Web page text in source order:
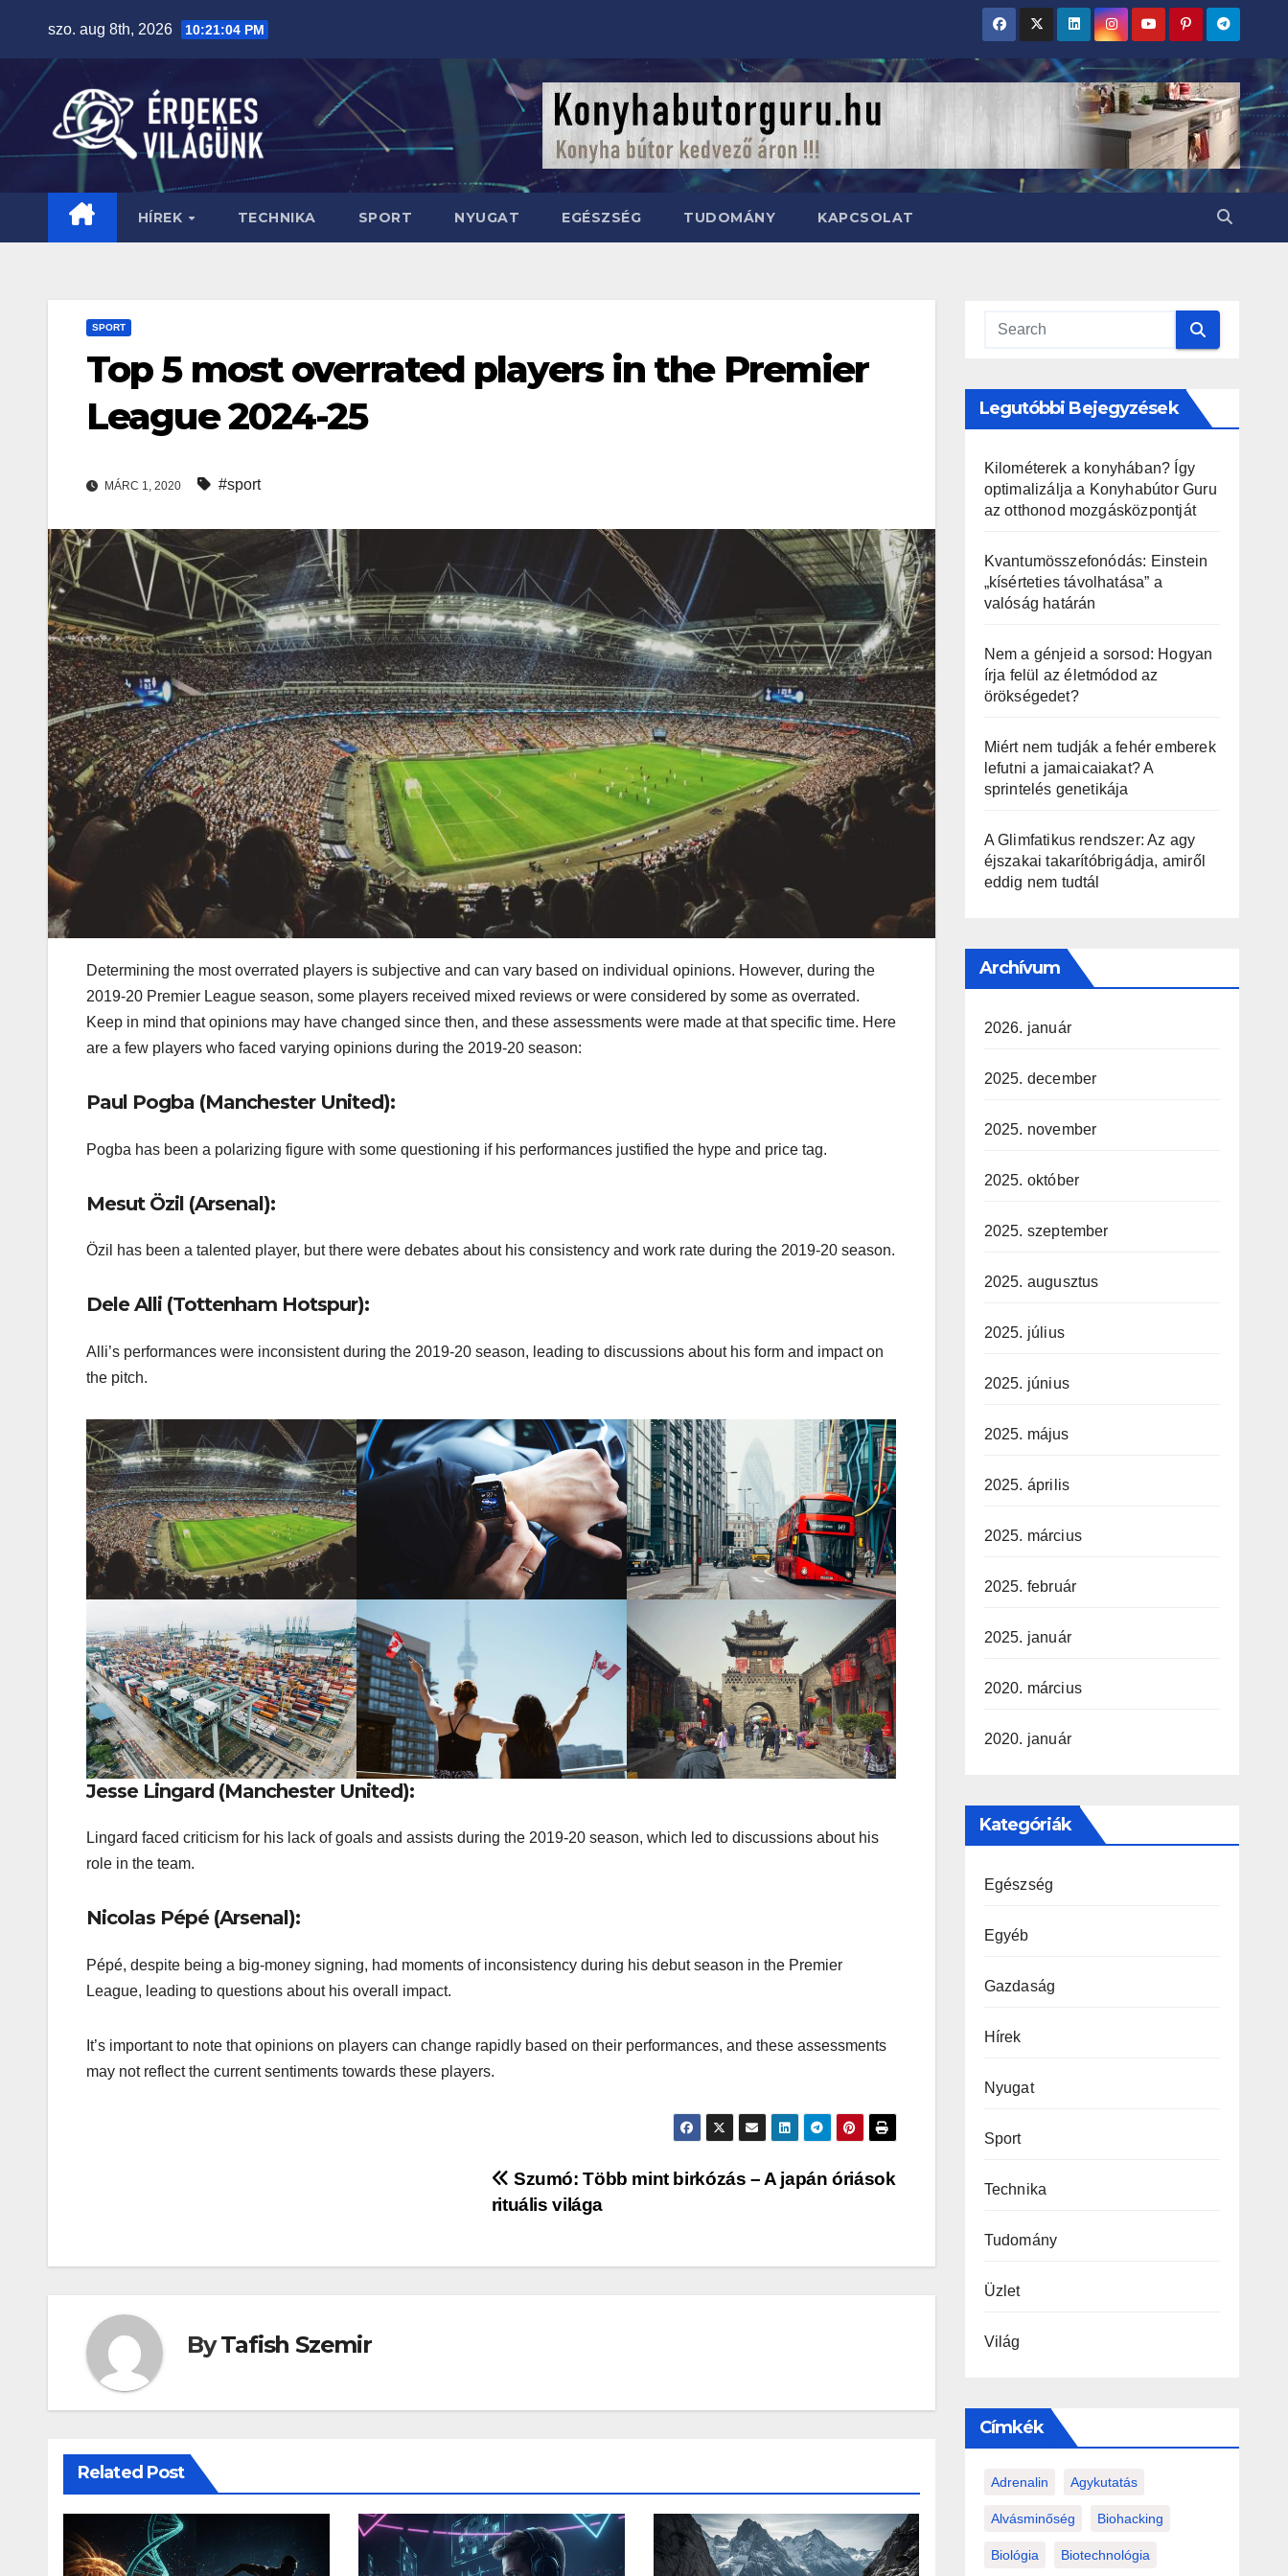
content
szo. aug 8th, 2026 10:21:05 PM
HÍREK TECHNIKA SPORT NYUGAT EGÉSZSÉG TUDOMÁNY KAPCSOLAT
SPORT
Top 5 most overrated players in the Premier
League 2024-25
MÁRC 1, 2020 #sport
Determining the most overrated players is subjective and can vary based on individual opinions. However, during the
2019-20 Premier League season, some players received mixed reviews or were considered by some as overrated.
Keep in mind that opinions may have changed since then, and these assessments were made at that specific time. Here
are a few players who faced varying opinions during the 2019-20 season:
Paul Pogba (Manchester United):
Pogba has been a polarizing figure with some questioning if his performances justified the hype and price tag.
Mesut Özil (Arsenal):
Özil has been a talented player, but there were debates about his consistency and work rate during the 2019-20 season.
Dele Alli (Tottenham Hotspur):
Alli’s performances were inconsistent during the 2019-20 season, leading to discussions about his form and impact on
the pitch.
Jesse Lingard (Manchester United):
Lingard faced criticism for his lack of goals and assists during the 2019-20 season, which led to discussions about his
role in the team.
Nicolas Pépé (Arsenal):
Pépé, despite being a big-money signing, had moments of inconsistency during his debut season in the Premier
League, leading to questions about his overall impact.
It’s important to note that opinions on players can change rapidly based on their performances, and these assessments
may not reflect the current sentiments towards these players.
Szumó: Több mint birkózás – A japán óriások
rituális világa
ByTafish Szemir
Related Post
Legutóbbi Bejegyzések
Kilométerek a konyhában? Így
optimalizálja a Konyhabútor Guru
az otthonod mozgásközpontját
Kvantumösszefonódás: Einstein
„kísérteties távolhatása” a
valóság határán
Nem a génjeid a sorsod: Hogyan
írja felül az életmódod az
örökségedet?
Miért nem tudják a fehér emberek
lefutni a jamaicaiakat? A
sprintelés genetikája
A Glimfatikus rendszer: Az agy
éjszakai takarítóbrigádja, amiről
eddig nem tudtál
Archívum
2026. január
2025. december
2025. november
2025. október
2025. szeptember
2025. augusztus
2025. július
2025. június
2025. május
2025. április
2025. március
2025. február
2025. január
2020. március
2020. január
Kategóriák
Egészség
Egyéb
Gazdaság
Hírek
Nyugat
Sport
Technika
Tudomány
Üzlet
Világ
Címkék
Adrenalin Agykutatás
Alvásminőség Biohacking
Biológia Biotechnológia